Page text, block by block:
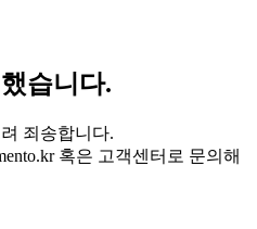
습니다.
죄송합니다.
혹은 고객센터로 문의해